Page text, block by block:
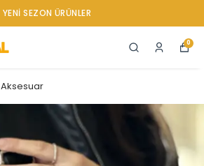
YENI SEZON ÜRÜNLER
0
Aksesuar